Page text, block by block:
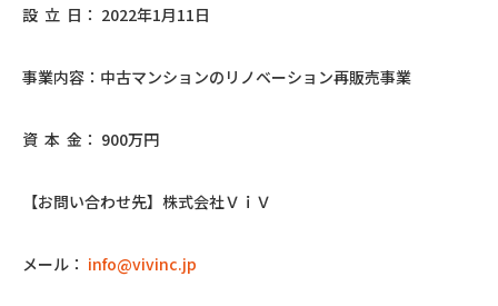
設 立 日： 2022年1月11日
事業内容：中古マンションのリノベーション再販売事業
資 本 金： 900万円
【お問い合わせ先】株式会社ＶｉＶ
メール： info@vivinc.jp